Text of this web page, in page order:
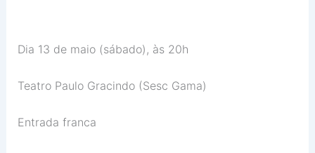
Dia 13 de maio (sábado), às 20h
Teatro Paulo Gracindo (Sesc Gama)
Entrada franca